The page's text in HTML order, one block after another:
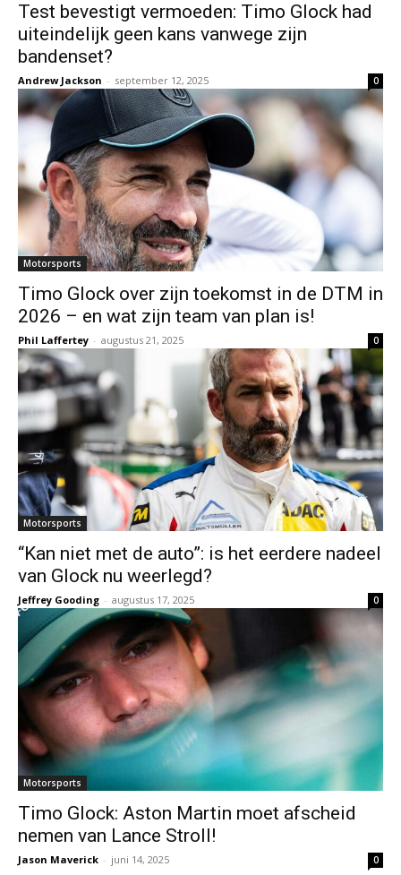
Test bevestigt vermoeden: Timo Glock had
uiteindelijk geen kans vanwege zijn
bandenset?
Andrew Jackson - september 12, 2025 0
Motorsports
Timo Glock over zijn toekomst in de DTM in
2026 – en wat zijn team van plan is!
Phil Laffertey - augustus 21, 2025 0
Motorsports
“Kan niet met de auto”: is het eerdere nadeel
van Glock nu weerlegd?
Jeffrey Gooding - augustus 17, 2025 0
Motorsports
Timo Glock: Aston Martin moet afscheid
nemen van Lance Stroll!
Jason Maverick - juni 14, 2025 0